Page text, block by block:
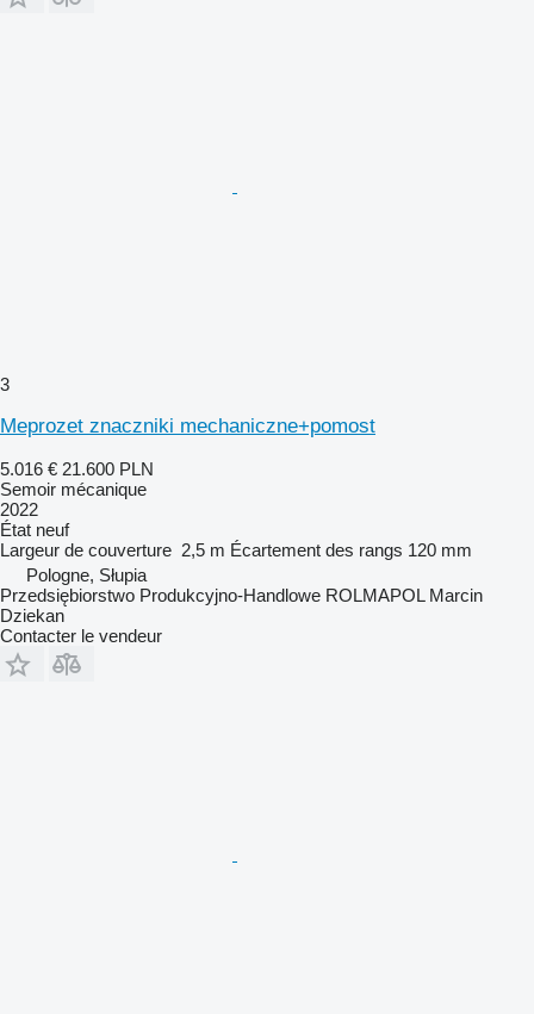
3
Meprozet znaczniki mechaniczne+pomost
5.016 € 21.600 PLN
Semoir mécanique
2022
État neuf
Largeur de couverture 2,5 m Écartement des rangs 120 mm
Pologne, Słupia
Przedsiębiorstwo Produkcyjno-Handlowe ROLMAPOL Marcin
Dziekan
Contacter le vendeur